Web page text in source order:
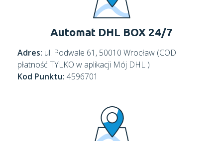
Automat DHL BOX 24/7
Adres: ul. Podwale 61, 50010 Wrocław (COD
płatność TYLKO w aplikacji Mój DHL )
Kod Punktu: 4596701